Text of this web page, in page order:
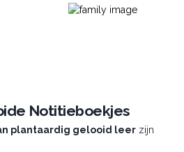
Notitieboekjes
plantaardig gelooid leerzijn